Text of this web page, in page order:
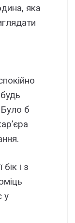
яка
б
і з
у